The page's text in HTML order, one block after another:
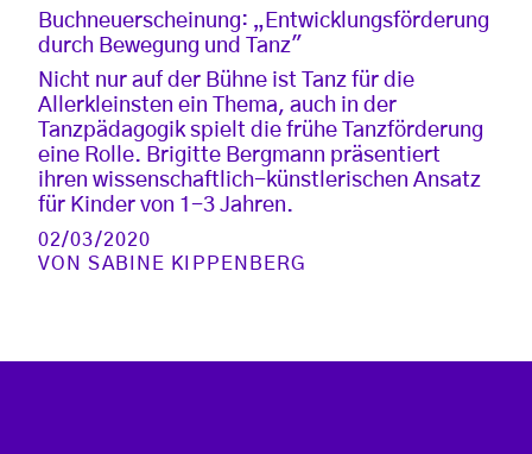
Buchneuerscheinung: „Entwicklungsförderung
durch Bewegung und Tanz"
Nicht nur auf der Bühne ist Tanz für die
Allerkleinsten ein Thema, auch in der
Tanzpädagogik spielt die frühe Tanzförderung
eine Rolle. Brigitte Bergmann präsentiert
ihren wissenschaftlich-künstlerischen Ansatz
für Kinder von 1-3 Jahren.
02/03/2020
VONSABINE KIPPENBERG